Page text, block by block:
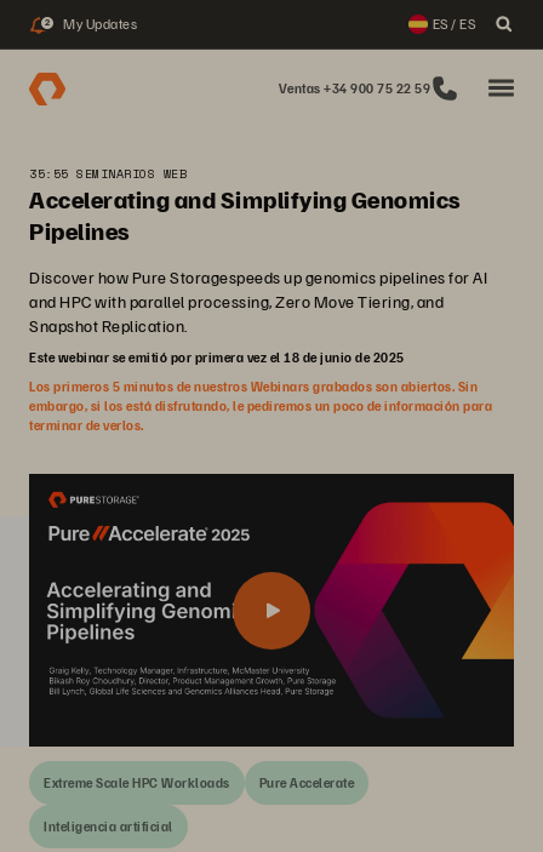
2 My Updates ES / ES
Ventas +34 900 75 22 59
35:55 SEMINARIOS WEB
Accelerating and Simplifying Genomics
Pipelines
Discover how Pure Storagespeeds up genomics pipelines for AI
and HPC with parallel processing, Zero Move Tiering, and
Snapshot Replication.
Este webinar se emitió por primera vez el 18 de junio de 2025
Los primeros 5 minutos de nuestros Webinars grabados son abiertos. Sin
embargo, si los está disfrutando, le pediremos un poco de información para
terminar de verlos.
Extreme Scale HPC Workloads Pure Accelerate
Inteligencia artificial